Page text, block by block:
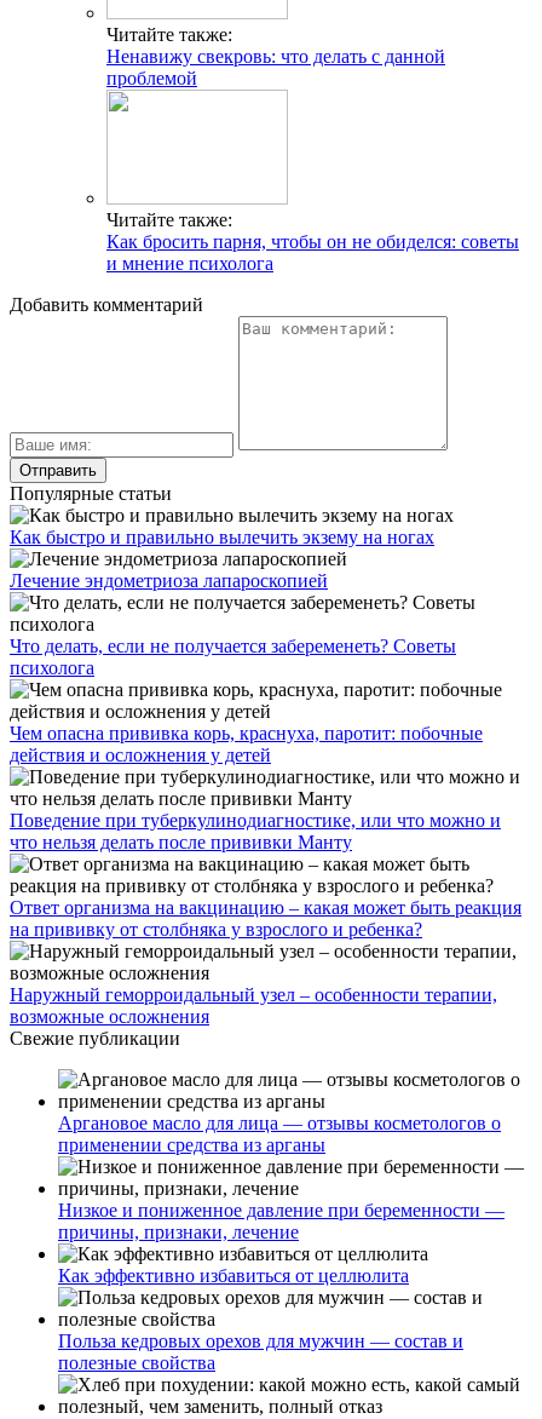
Читайте также:
Ненавижу свекровь: что делать с данной
проблемой
Читайте также:
Как бросить парня, чтобы он не обиделся: советы
и мнение психолога
Добавить комментарий
Популярные статьи
Как быстро и правильно вылечить экзему на ногах
Лечение эндометриоза лапароскопией
Что делать, если не получается забеременеть? Советы
психолога
Чем опасна прививка корь, краснуха, паротит: побочные
действия и осложнения у детей
Поведение при туберкулинодиагностике, или что можно и
что нельзя делать после прививки Манту
Ответ организма на вакцинацию – какая может быть реакция
на прививку от столбняка у взрослого и ребенка?
Наружный геморроидальный узел – особенности терапии,
возможные осложнения
Свежие публикации
Аргановое масло для лица — отзывы косметологов о
применении средства из арганы
Низкое и пониженное давление при беременности —
причины, признаки, лечение
Как эффективно избавиться от целлюлита
Польза кедровых орехов для мужчин — состав и
полезные свойства